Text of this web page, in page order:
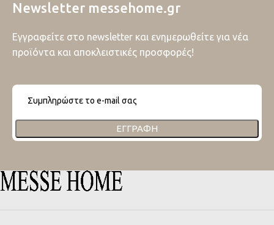
Newsletter messehome.gr
Εγγραφείτε στο newsletter και ενημερωθείτε για νέα
προϊόντα και αποκλειστικές προσφορές!
ΕΓΓΡΑΦΉ